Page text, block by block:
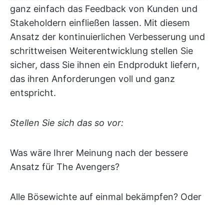
ganz einfach das Feedback von Kunden und
Stakeholdern einfließen lassen. Mit diesem
Ansatz der kontinuierlichen Verbesserung und
schrittweisen Weiterentwicklung stellen Sie
sicher, dass Sie ihnen ein Endprodukt liefern,
das ihren Anforderungen voll und ganz
entspricht.
Stellen Sie sich das so vor:
Was wäre Ihrer Meinung nach der bessere
Ansatz für The Avengers?
Alle Bösewichte auf einmal bekämpfen? Oder